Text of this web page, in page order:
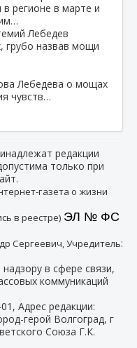
регионе в марте и
Лебедев
грубо назвав мощи
Лебедева о мощах
чувств…
редакции
только при
газета о жизни
в реестре) ЭЛ № ФС
Сергеевич, Учредитель:
в сфере связи,
коммуникаций
, Адрес редакции:
герой Волгоград, г
Союза Г.К.